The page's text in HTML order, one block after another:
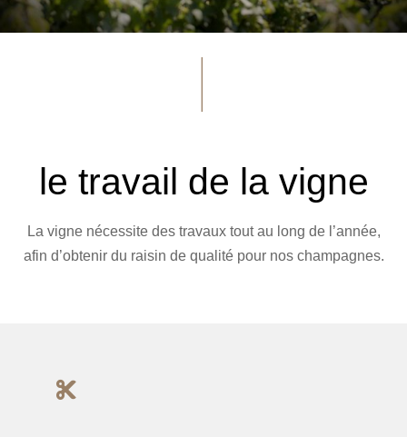
le travail de la vigne
La vigne nécessite des travaux tout au long de l’année,
afin d’obtenir du raisin de qualité pour nos champagnes.